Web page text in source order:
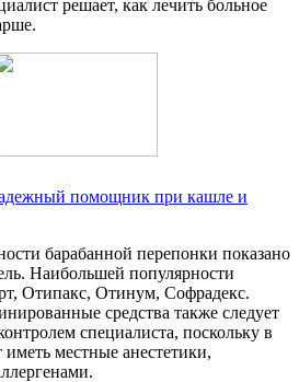
решает, как лечить больное
помощник при кашле и
барабанной перепонки показано
Наибольшей популярности
Отипакс, Отинум, Софрадекс.
средства также следует
специалиста, поскольку в
местные анестетики,